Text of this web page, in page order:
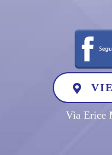
Via Erice